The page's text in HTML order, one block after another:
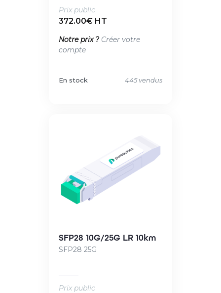
Prix public
372.00€ HT
Notre prix ? Créer votre
compte
En stock 445 vendus
SFP28 10G/25G LR 10km
SFP28 25G
Prix public